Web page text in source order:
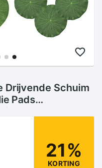
Drijvende Schuim
Pads
Voor Patio Koi
21%
KORTING